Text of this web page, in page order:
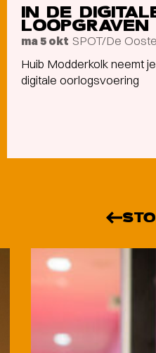
IN DE
LOOPGRAVEN
ma 5 okt SPOT/De
Huib Modderkolk neemt
digitale oorlogsvoering